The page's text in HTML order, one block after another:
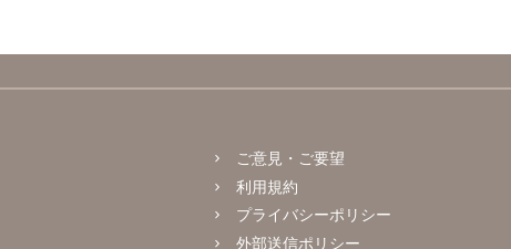
ご意見・ご要望
利用規約
プライバシーポリシー
外部送信ポリシー